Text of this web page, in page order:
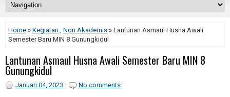
Home » Kegiatan , Non Akademis » Lantunan Asmaul Husna Awali
Semester Baru MIN 8 Gunungkidul
Lantunan Asmaul Husna Awali Semester Baru MIN 8
Gunungkidul
Januari 04, 2023 No comments